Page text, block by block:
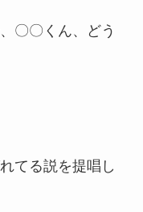
〇〇くん、どう
てる説を提唱し